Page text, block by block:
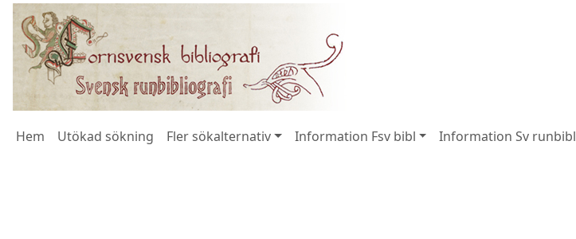
Hem Utökad sökning Fler sökalternativ Information Fsv bibl Information Sv runbibl